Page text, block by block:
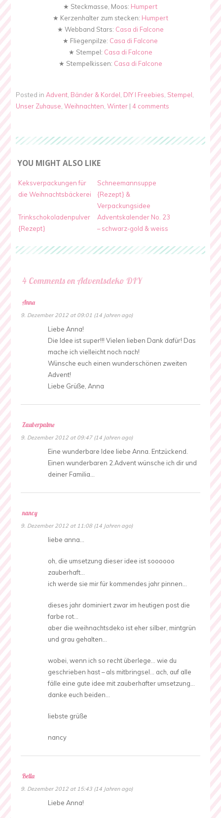
★ Steckmasse, Moos: Humpert
★ Kerzenhalter zum stecken: Humpert
★ Webband Stars: Casa di Falcone
★ Fliegenpilze: Casa di Falcone
★ Stempel: Casa di Falcone
★ Stempelkissen: Casa di Falcone
Posted inAdvent Bänder & Kordel DIY I Freebies Stempel
Unser Zuhause ,Weihnachten ,Winter | 4 comments
YOU MIGHT ALSO LIKE
Keksverpackungen für
die Weihnachtsbäckerei
Schneemannsuppe
{Rezept} &
Verpackungsidee
Trinkschokoladenpulver
{Rezept}
Adventskalender No. 23
– schwarz-gold & weiss
4 Comments on Adventsdeko DIY
Anna
9. Dezember 2012 at 09:01 (14 Jahren ago)
Liebe Anna!
Die Idee ist super!!! Vielen lieben Dank dafür! Das
mache ich vielleicht noch nach!
Wünsche euch einen wunderschönen zweiten
Advent!
Liebe Grüße, Anna
Zauberpalme
9. Dezember 2012 at 09:47 (14 Jahren ago)
Eine wunderbare Idee liebe Anna. Entzückend.
Einen wunderbaren 2.Advent wünsche ich dir und
deiner Familia…
nancy
9. Dezember 2012 at 11:08 (14 Jahren ago)
liebe anna…
oh, die umsetzung dieser idee ist soooooo
zauberhaft…
ich werde sie mir für kommendes jahr pinnen…
dieses jahr dominiert zwar im heutigen post die
farbe rot…
aber die weihnachtsdeko ist eher silber, mintgrün
und grau gehalten…
wobei, wenn ich so recht überlege… wie du
geschrieben hast – als mitbringsel… ach, auf alle
fälle eine gute idee mit zauberhafter umsetzung…
danke euch beiden…
liebste grüße
nancy
Bella
9. Dezember 2012 at 15:43 (14 Jahren ago)
Liebe Anna!